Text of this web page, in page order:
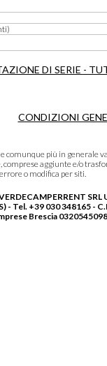
DI SERIE -
CONDIZIONI
comunque più in generale
comprese aggiunte e/o
o modifica per siti.
SRL
- Tel. +39 030 348165 -
Brescia